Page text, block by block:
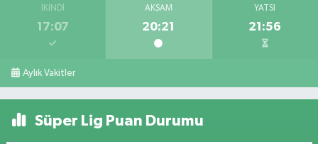
İKINDI
17:07
AKŞAM
20:21
YATSI
21:56
Aylık Vakitler
Süper Lig Puan Durumu